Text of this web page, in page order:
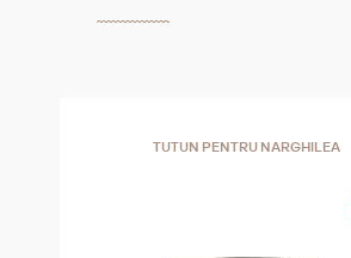
TUTUN PENTRU NARGHILEA